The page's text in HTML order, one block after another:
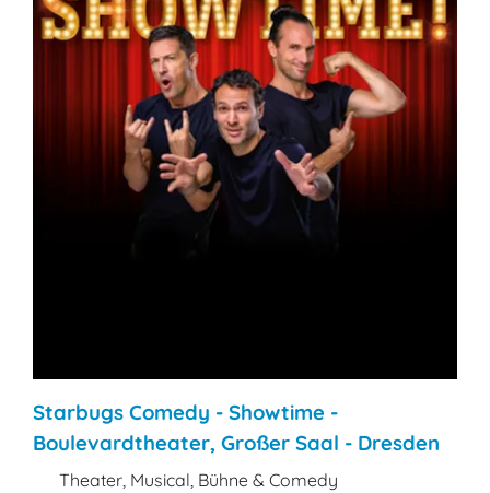
Starbugs Comedy - Showtime -
Boulevardtheater, Großer Saal - Dresden
Theater, Musical, Bühne & Comedy